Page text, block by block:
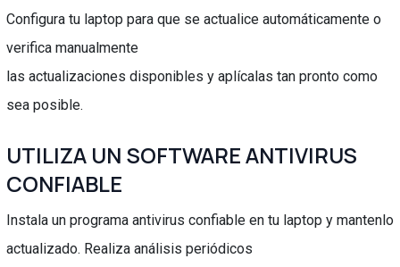
Configura tu laptop para que se actualice automáticamente o
verifica manualmente
las actualizaciones disponibles y aplícalas tan pronto como
sea posible.
UTILIZA UN SOFTWARE ANTIVIRUS
CONFIABLE
Instala un programa antivirus confiable en tu laptop y mantenlo
actualizado. Realiza análisis periódicos